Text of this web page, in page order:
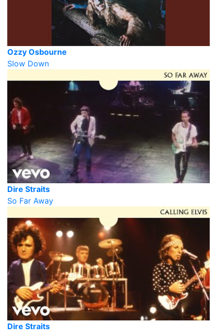
Ozzy Osbourne
Slow Down
Dire Straits
So Far Away
Dire Straits